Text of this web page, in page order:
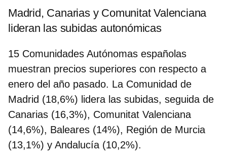
Madrid, Canarias y Comunitat Valenciana
lideran las subidas autonómicas
15 Comunidades Autónomas españolas
muestran precios superiores con respecto a
enero del año pasado. La Comunidad de
Madrid (18,6%) lidera las subidas, seguida de
Canarias (16,3%), Comunitat Valenciana
(14,6%), Baleares (14%), Región de Murcia
(13,1%) y Andalucía (10,2%).